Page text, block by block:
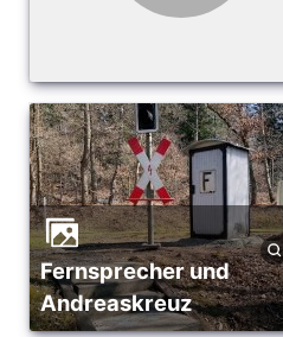
Fernsprecher und
Andreaskreuz